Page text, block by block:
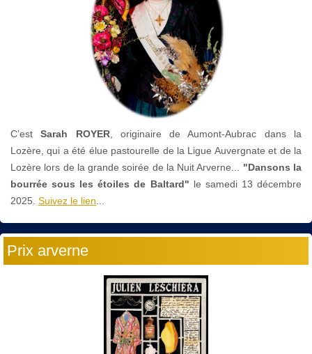
C’estSarah ROYER, originaire de Aumont-Aubrac dans la
Lozère, qui a été élue pastourelle de la Ligue Auvergnate et de la
Lozère lors de la grande soirée de la Nuit Arverne... "Dansons la
bourrée sous les étoiles de Baltard" le samedi 13 décembre
2025. Suivez le lien...
Prix arverne